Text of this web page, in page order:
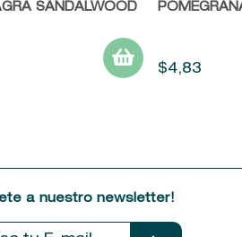
SANDALWOOD
$4,83
a nuestro newsletter!